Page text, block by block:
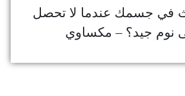
في جسمك عندما لا تحصل
نوم جيد؟ – مكساوي